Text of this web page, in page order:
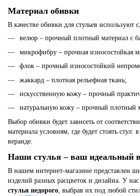
Материал обивки
В качестве обивки для стульев используют
велюр – прочный плотный материал с
микрофибру – прочная износостойкая
флок – прочный износостойкий
жаккард – плотная рельефная ткань;
искусственную кожу – прочный
натуральную кожу – прочный плотный
Выбор обивки будет зависеть от
материала условиям, где будет стоять
веранде.
Наши стулья – ваш идеальный
В нашем интернет-магазине представлен
изделий разных расцветок и дизайна. У
стулья недорого, выбрав их под любой